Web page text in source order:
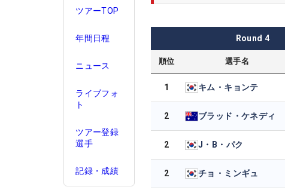
ツアーTOP
年間日程
ニュース
ライブフォ
ト
ツアー登録
選手
記録・成績
Round 4
順位 選手名
1 キム・キョンテ
2 ブラッド・ケネディ
2 J・B・パク
2 チョ・ミンギュ